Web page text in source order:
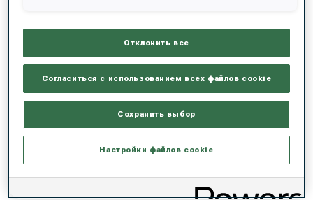
Scheduled
Отклонить все
Согласиться с использованием всех файлов cookie
Сохранить выбор
Настройки файлов cookie